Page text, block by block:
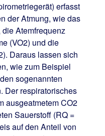
erfasst
der Atmung, wie das
Atemfrequenz
(VO2) und die
Daraus lassen sich
wie zum Beispiel
sogenannten
Der respiratorisches
ausgeatmetem CO2
Sauerstoff (RQ =
auf den Anteil von